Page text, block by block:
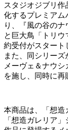
スタジオジブリ
化するプレミアム
り、『風の谷のナ
と巨大鳥「トリ
約受付がスタート
また、同シリー
メーヴェ＆ナウ
を施し、同時に再
本商品は、「想造
「想造ガレリア